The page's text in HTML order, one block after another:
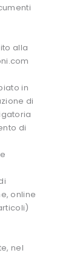
alla
in
di
di
online
nel